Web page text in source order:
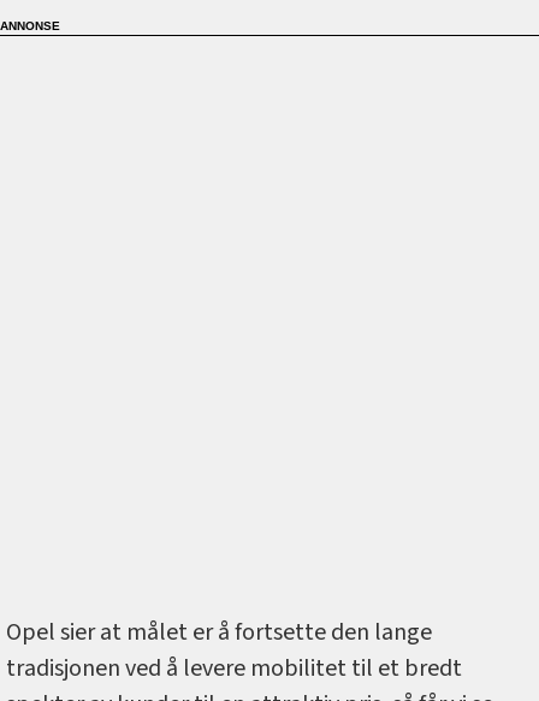
Opel sier at målet er å fortsette den lange
tradisjonen ved å levere mobilitet til et bredt